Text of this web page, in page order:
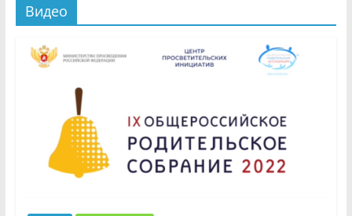
Видео